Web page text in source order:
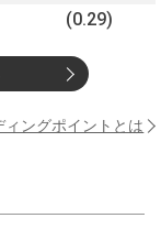
(0.29)
ィングポイントとは